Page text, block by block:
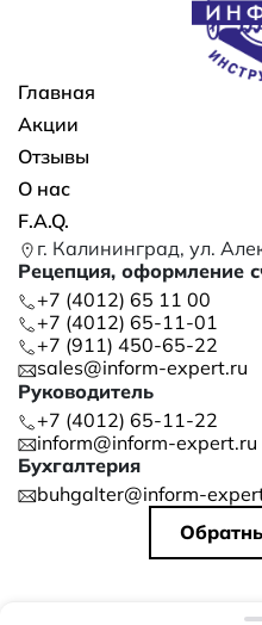
Основная навигация
Главная
Акции
Отзывы
О нас
F.A.Q.
г. Калининград, ул.
Рецепция, оформление
+7 (4012) 65 11 00
+7 (4012) 65-11-01
+7 (911) 450-65-22
sales@inform-expert.ru
Руководитель
+7 (4012) 65-11-22
inform@inform-expert.ru
Бухгалтерия
buhgalter@inform-